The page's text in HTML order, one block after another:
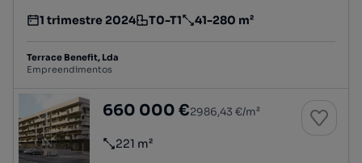
Estimativa da entrega do empreendimento imobiliário
1 trimestre 2024
Tipologia T0-T1
Preço por metro quadrado 41-280 m²
Terrace Benefit, Lda
Empreendimentos
Loja no Edifício Oporto Metropolitano junto à
660 000 €2986,43 €/m²
Preço por metro quadrado
221 m²